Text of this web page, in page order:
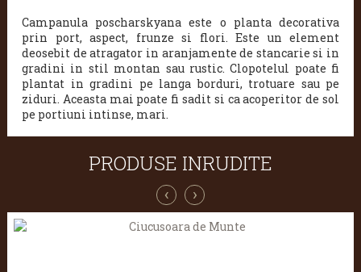
Campanula poscharskyana este o planta decorativa
prin port, aspect, frunze si flori. Este un element
deosebit de atragator in aranjamente de stancarie si in
gradini in stil montan sau rustic. Clopotelul poate fi
plantat in gradini pe langa borduri, trotuare sau pe
ziduri. Aceasta mai poate fi sadit si ca acoperitor de sol
pe portiuni intinse, mari.
PRODUSE INRUDITE
‹ ›